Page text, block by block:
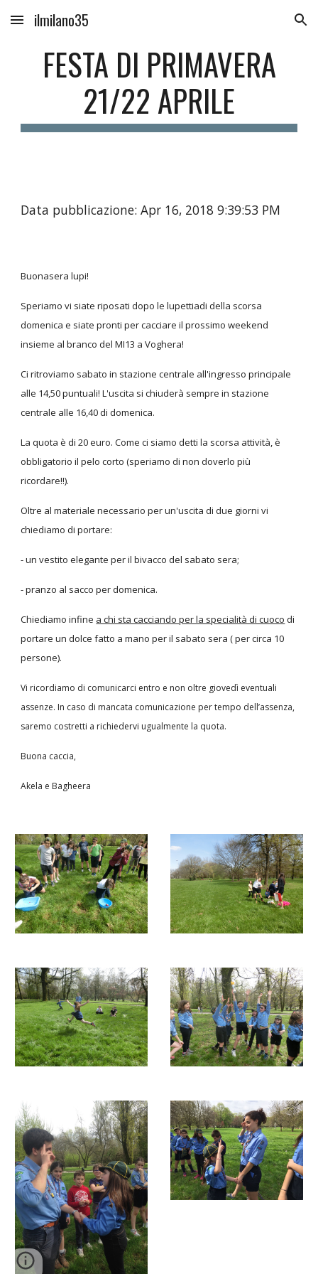
Skip to main content Skip to navigation
ilmilano35
FESTA DI PRIMAVERA
21/22 APRILE
Data pubblicazione: Apr 16, 2018 9:39:53 PM
Buonasera lupi!
Speriamo vi siate riposati dopo le lupettiadi della scorsa
domenica e siate pronti per cacciare il prossimo weekend
insieme al branco del MI13 a Voghera!
Ci ritroviamo sabato in stazione centrale all'ingresso principale
alle 14,50 puntuali! L'uscita si chiuderà sempre in stazione
centrale alle 16,40 di domenica.
La quota è di 20 euro. Come ci siamo detti la scorsa attività, è
obbligatorio il pelo corto (speriamo di non doverlo più
ricordare!!).
Oltre al materiale necessario per un'uscita di due giorni vi
chiediamo di portare:
- un vestito elegante per il bivacco del sabato sera;
- pranzo al sacco per domenica.
Chiediamo infine a chi sta cacciando per la specialità di cuoco di
portare un dolce fatto a mano per il sabato sera ( per circa 10
persone).
Vi ricordiamo di comunicarci entro e non oltre giovedì eventuali
assenze. In caso di mancata comunicazione per tempo dell’assenza,
saremo costretti a richiedervi ugualmente la quota.
Buona caccia,
Akela e Bagheera